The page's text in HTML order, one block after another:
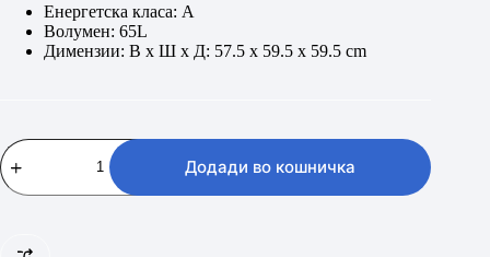
11.990 ден.
9.990 ден.
Енергетска класа: А
Волумен: 65L
Димензии: В х Ш х Д: 57.5 х 59.5 х 59.5 cm
VIVAX
HOME
BO-
Додади во кошничка